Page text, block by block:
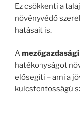
Ez csökkenti a
növényvédő
hatásait is.
A
hatékonyságot
elősegíti – ami a
kulcsfontosságú